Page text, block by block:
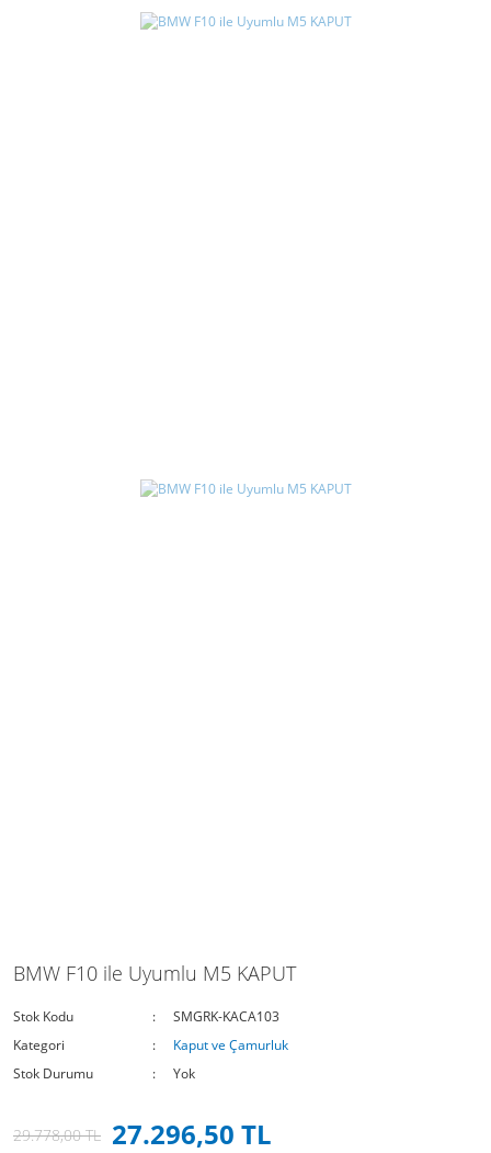
BMW F10 ile Uyumlu M5 KAPUT
Stok Kodu
SMGRK-KACA103
Kategori
Kaput ve Çamurluk
Stok Durumu
Yok
29.778,00 TL 27.296,50 TL